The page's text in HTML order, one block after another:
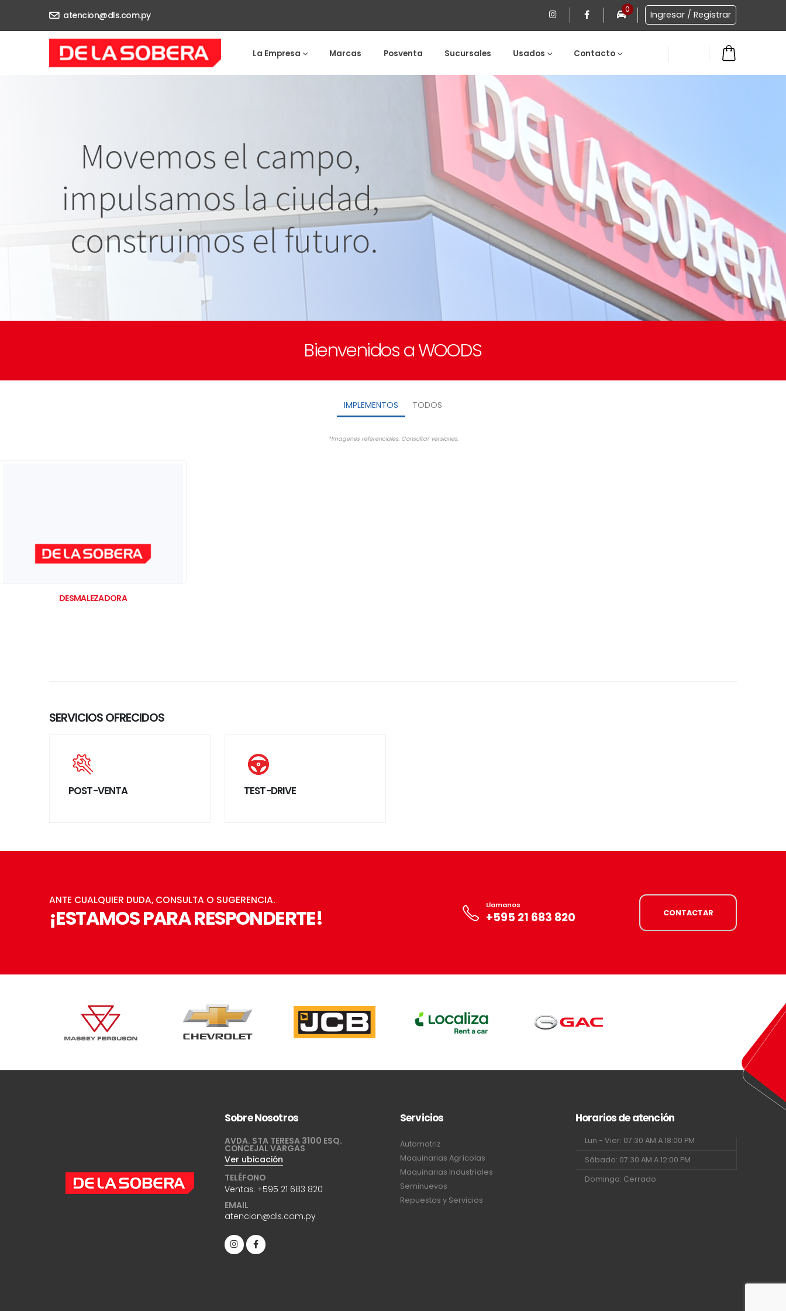
atencion@dls.com.py
0 Ingresar / Registrar
La Empresa Marcas Posventa Sucursales Usados Contacto
Bienvenidos a WOODS
IMPLEMENTOS TODOS
*Imagenes referenciales. Consultar versiones.
DESMALEZADORA
SERVICIOS OFRECIDOS
POST-VENTA TEST-DRIVE
ANTE CUALQUIER DUDA, CONSULTA O SUGERENCIA.
¡ESTAMOS PARA RESPONDERTE! Llamanos
+595 21 683 820 CONTACTAR
Sobre Nosotros
AVDA. STA TERESA 3100 ESQ.
CONCEJAL VARGAS
Ver ubicación
TELÉFONO
Ventas: +595 21 683 820
EMAIL
atencion@dls.com.py
Servicios
Automotriz
Maquinarias Agrícolas
Maquinarias Industriales
Seminuevos
Repuestos y Servicios
Horarios de atención
Lun - Vier: 07:30 AM A 18:00 PM
Sábado: 07:30 AM A 12:00 PM
Domingo: Cerrado